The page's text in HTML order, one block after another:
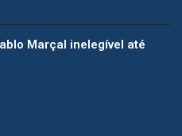
Marçal inelegível até